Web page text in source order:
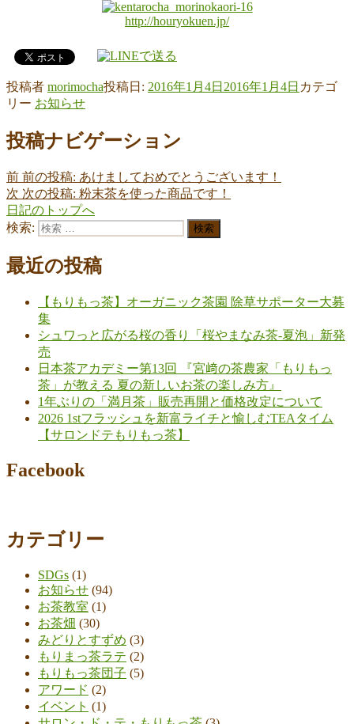
http://houryokuen.jp/
投稿者 morimocha投稿日: 2016年1月4日 2016年1月4日 カテゴ
リー お知らせ
投稿ナビゲーション
前 前の投稿: あけましておめでとうございます！
次 次の投稿: 粉末茶を使った商品です！
日記のトップへ
検索:
検索
最近の投稿
【もりもっ茶】オーガニック茶園 除草サポーター大募
集
シュワっと広がる桜の香り「桜やまなみ茶-夏泡」新発
売
日本茶アカデミー第13回 『宮﨑の茶農家「もりもっ
茶」が教える 夏の新しいお茶の楽しみ方』
1年ぶりの「満月茶」販売再開と価格改定について
2026 1stフラッシュを新富ライチと愉しむTEAタイム
【サロンドテもりもっ茶】
Facebook
カテゴリー
SDGs (1)
お知らせ (94)
お茶教室 (1)
お茶畑 (30)
みどりとすずめ (3)
もりまっ茶ラテ (2)
もりもっ茶団子 (5)
アワード (2)
イベント (1)